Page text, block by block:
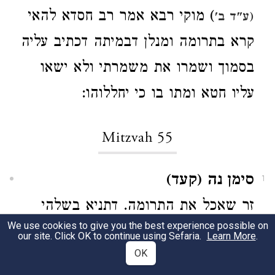
(ע"ד ב') מוקי רבא אמר רב חסדא להאי
קרא בתרומה ומנלן דבמיתה דכתיב עליה
בסמוך ושמרו את משמרתי ולא ישאו
עליו חטא ומתו בו כי יחללוהו:
Mitzvah 55
1
סימן נה (קעד)
זר שאכל את התרומה. דתניא בשלהי
אלו הן הנשרפין (פ"ג א') אלו הן
שבמיתה זר שאכל את התרומה והיכן
We use cookies to give you the best experience possible on
our site. Click OK to continue using Sefaria. Learn More.
OK